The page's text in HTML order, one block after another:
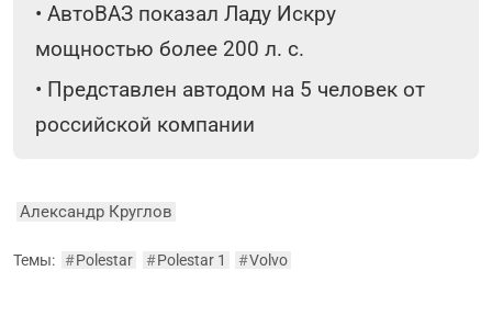
• АвтоВАЗ показал Ладу Искру
мощностью более 200 л. с.
• Представлен автодом на 5 человек от
российской компании
Александр Круглов
Темы: #Polestar #Polestar 1 #Volvo